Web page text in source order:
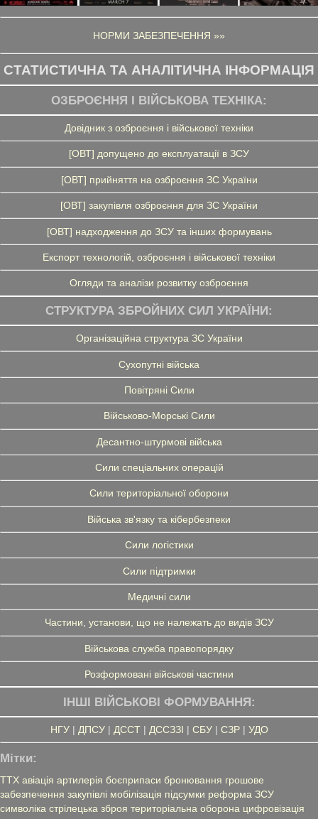
НОРМИ ЗАБЕЗПЕЧЕННЯ »»
СТАТИСТИЧНА ТА АНАЛІТИЧНА ІНФОРМАЦІЯ
ОЗБРОЄННЯ І ВІЙСЬКОВА ТЕХНІКА:
Довідник з озброєння і військової техніки
[ОВТ] допущено до експлуатації в ЗСУ
[ОВТ] прийняття на озброєння ЗС України
[ОВТ] закупівля озброєння для ЗС України
[ОВТ] надходження до ЗСУ та інших формувань
Експорт технологій, озброєння і військової техніки
Огляди та аналізи розвитку озброєння
СТРУКТУРА ЗБРОЙНИХ СИЛ УКРАЇНИ:
Організаційна структура ЗС України
Сухопутні війська
Повітряні Сили
Військово-Морські Сили
Десантно-штурмові війська
Сили спеціальних операцій
Сили територіальної оборони
Війська зв'язку та кібербезпеки
Сили логістики
Сили підтримки
Медичні сили
Частини, установи, що не належать до видів ЗСУ
Військова служба правопорядку
Розформовані військові частини
ІНШІ ВІЙСЬКОВІ ФОРМУВАННЯ:
НГУ| ДПСУ| ДССТ| ДССЗЗІ | СБУ| СЗР| УДО
Мітки:
ТТХ авіація артилерія боєприпаси бронювання грошове
забезпечення закупівлі мобілізація підсумки реформа ЗСУ
символіка стрілецька зброя територіальна оборона цифровізація